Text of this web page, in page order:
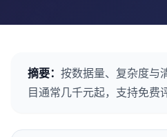
摘要： 按数据量、复杂度与
目通常几千元起，支持免费